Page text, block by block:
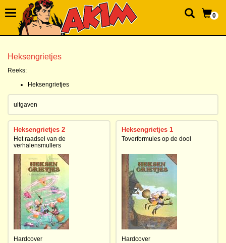
0
Heksengrietjes
Reeks:
Heksengrietjes
uitgaven
Heksengrietjes 2
Het raadsel van de
verhalensmullers
Hardcover
Heksengrietjes 1
Toverformules op de dool
Hardcover